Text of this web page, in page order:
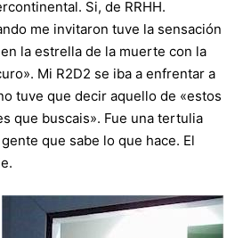
Si, de RRHH.
me invitaron tuve la sensación
la estrella de la muerte con la
Mi R2D2 se iba a enfrentar a
tuve que decir aquello de «estos
que buscais». Fue una tertulia
que sabe lo que hace. El